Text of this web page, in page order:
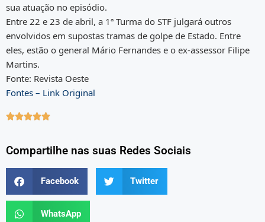
sua atuação no episódio.
Entre 22 e 23 de abril, a 1ª Turma do STF julgará outros
envolvidos em supostas tramas de golpe de Estado. Entre
eles, estão o general Mário Fernandes e o ex-assessor Filipe
Martins.
Fonte: Revista Oeste
Fontes – Link Original

Compartilhe nas suas Redes Sociais
Facebook Twitter
WhatsApp